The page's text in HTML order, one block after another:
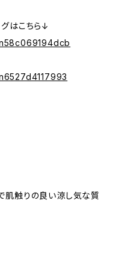
はこちら↓
肌触りの良い涼し気な質